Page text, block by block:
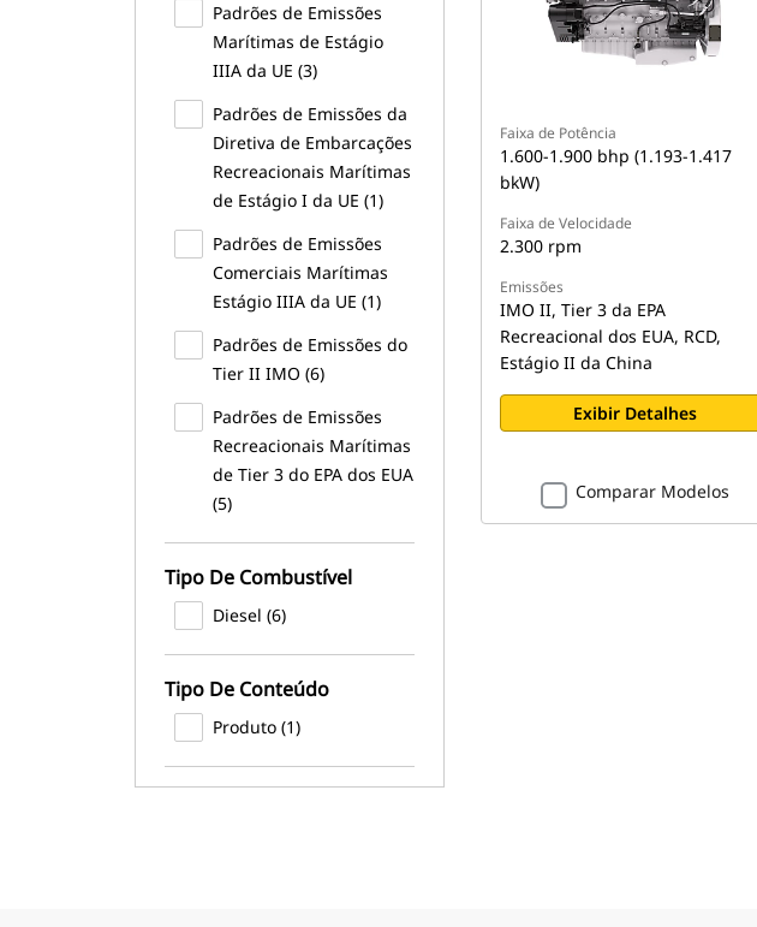
Padrões de Emissões
Marítimas de Estágio
IIIA da UE (3)
Padrões de Emissões da
Diretiva de Embarcações
Recreacionais Marítimas
de Estágio I da UE (1)
Padrões de Emissões
Comerciais Marítimas
Estágio IIIA da UE (1)
Padrões de Emissões do
Tier II IMO (6)
Padrões de Emissões
Recreacionais Marítimas
de Tier 3 do EPA dos EUA
(5)
Tipo De Combustível
Diesel (6)
Tipo De Conteúdo
Produto (1)
Faixa de Potência
1.600-1.900 bhp (1.193-1.417
bkW)
Faixa de Velocidade
2.300 rpm
Emissões
IMO II, Tier 3 da EPA
Recreacional dos EUA, RCD,
Estágio II da China
Exibir Detalhes
Comparar Modelos